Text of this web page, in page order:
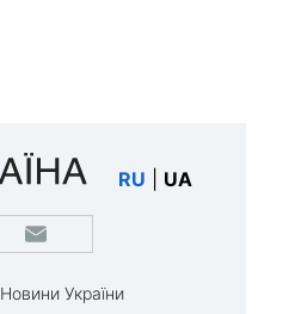
RU UA
Новини України